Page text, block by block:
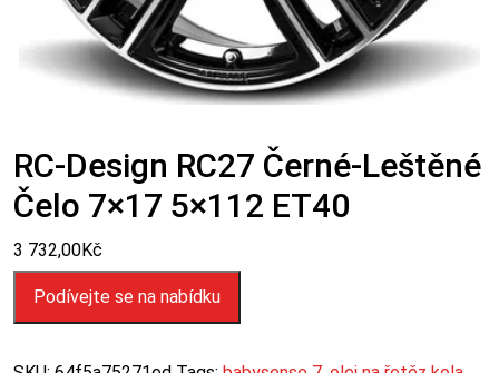
RC-Design RC27 Černé-Leštěné
Čelo 7×17 5×112 ET40
3 732,00Kč
Podívejte se na nabídku